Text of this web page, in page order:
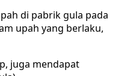
di pabrik gula pada
upah yang berlaku,
juga mendapat